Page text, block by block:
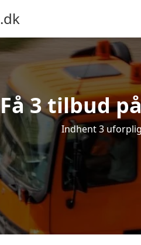
Få 3 tilbud
Indhent 3